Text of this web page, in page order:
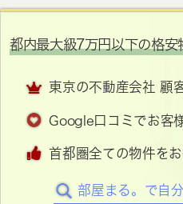
都内最大級7万円以下の格安
東京の不動産会社 顧
Google口コミでお客
首都圏全ての物件を
部屋まる。で自